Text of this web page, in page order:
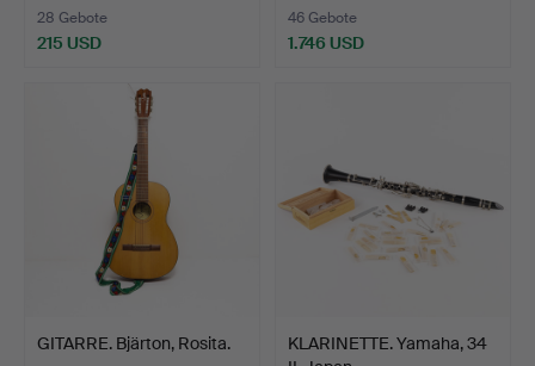
28 Gebote
215 USD
46 Gebote
1.746 USD
GITARRE. Bjärton, Rosita.
KLARINETTE. Yamaha, 34